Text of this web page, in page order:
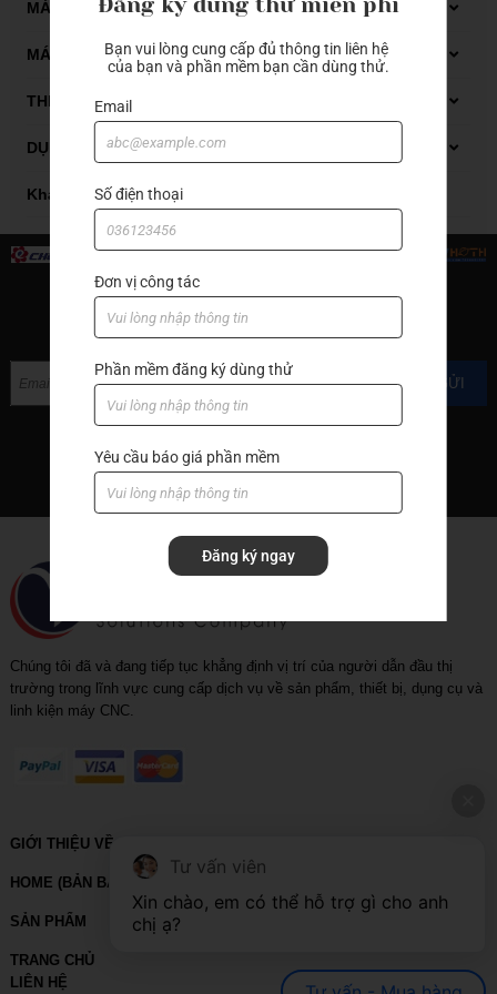
Dụng cụ đo Mitutoyo
Thiết bị đo kiểm
MÁY GIA CÔNG GỖ CNC
Máy phay gỗ CNC
Máy tiện gỗ CNC
MÁY GIA CÔNG ĐÁ CNC
Carbide end mill
THIẾT BỊ XỬ LÝ DẦU CẮT GỌT
Thiết bị xử lý dung dịch tưới nguội
Thiết bị xử lý mạt sắt bùn lắng
DỤNG CỤ CẮT GỌT KIM LOẠI
Automatic lathes
Boring bar
Carbide end mill
End mill with cutter
Grooving
Hand tools
Hạt insert
Machine accessories
Tool holder
Tool holder with coolant
Khác
ĐĂNG KÝ NHẬN TIN
GỬI
Chúng tôi đã và đang tiếp tục khẳng định vị trí của người dẫn đầu thị
trường trong lĩnh vực cung cấp dịch vụ về sản phẩm, thiết bị, dụng cụ và
linh kiện máy CNC.
GIỚI THIỆU VỀ VIHOTH
HOME (BẢN BACKUP – VUI LÒNG KHÔNG SỬA XÓA)
SẢN PHẨM
TRANG CHỦ
LIÊN HỆ
Bạn vui lòng cung cấp đủ thông tin liên hệ
của bạn và phần mềm bạn cần dùng thử.
Email
Số điện thoại
Đơn vị công tác
Phần mềm đăng ký dùng thử
Yêu cầu báo giá phần mềm
Đăng ký ngay
Tư vấn viên
Xin chào, em có thể hỗ trợ gì cho anh
chị ạ?